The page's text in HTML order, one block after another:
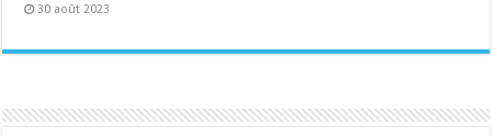
30 août 2023